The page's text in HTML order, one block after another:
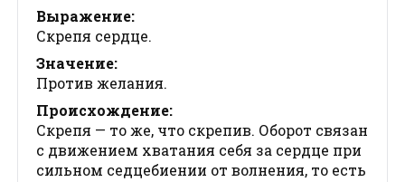
Выражение:
Скрепя сердце.
Значение:
Против желания.
Происхождение:
Скрепя — то же, что скрепив. Оборот связан
с движением хватания себя за сердце при
сильном седцебиении от волнения, то есть